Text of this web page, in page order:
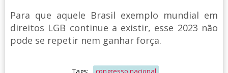
Para que aquele Brasil exemplo mundial em
direitos LGB continue a existir, esse 2023 não
pode se repetir nem ganhar força.
Tags: congresso nacional